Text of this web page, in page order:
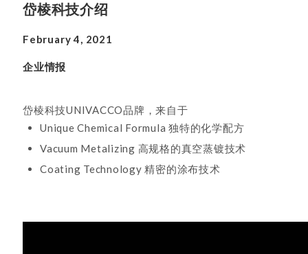
岱棱科技介绍
February 4, 2021
企业情报
岱棱科技UNIVACCO品牌，来自于
Unique Chemical Formula 独特的化学配方
Vacuum Metalizing 高规格的真空蒸镀技术
Coating Technology 精密的涂布技术